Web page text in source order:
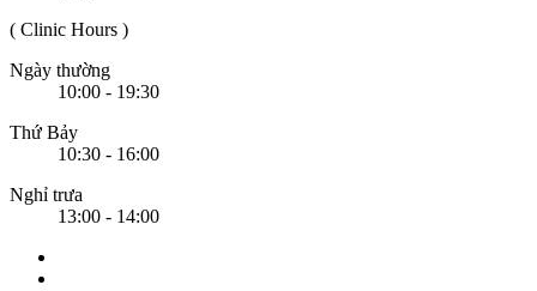
( Clinic Hours )
Ngày thường
10:00 - 19:30
Thứ Bảy
10:30 - 16:00
Nghỉ trưa
13:00 - 14:00